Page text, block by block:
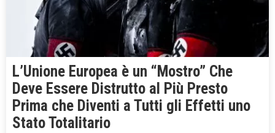
L’Unione Europea è un “Mostro” Che
Deve Essere Distrutto al Più Presto
Prima che Diventi a Tutti gli Effetti uno
Stato Totalitario